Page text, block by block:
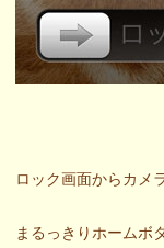
ロック画面からカメ
まるっきりホームボ